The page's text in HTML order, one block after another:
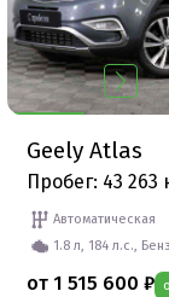
Geely Atlas
Пробег: 43 263
Автоматическая
1.8 л, 184 л.с.,
от 1 515 600 ₽